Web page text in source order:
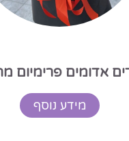
אדומים פרימיום
מידע נוסף